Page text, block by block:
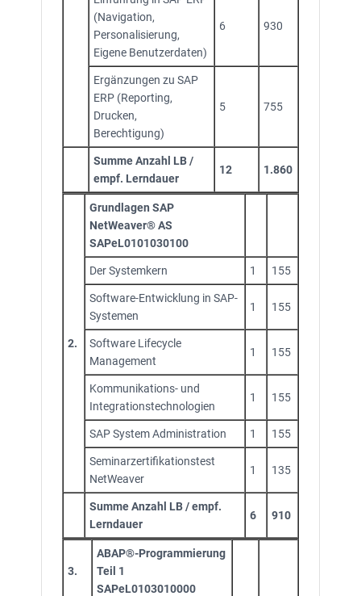
(Navigation,
Personalisierung,
Eigene Benutzerdaten)
6 930
Ergänzungen zu SAP
ERP (Reporting,
Drucken,
Berechtigung)
5 755
Summe Anzahl LB /
empf. Lerndauer
12 1.860
2.
Grundlagen SAP
NetWeaver® AS
SAPeL0101030100
Der Systemkern 1 155
Software-Entwicklung in SAP-
Systemen
1 155
Software Lifecycle
Management
1 155
Kommunikations- und
Integrationstechnologien
1 155
SAP System Administration 1 155
Seminarzertifikationstest
NetWeaver
1 135
Summe Anzahl LB / empf.
Lerndauer
6 910
3.
ABAP®-Programmierung
Teil 1
SAPeL0103010000